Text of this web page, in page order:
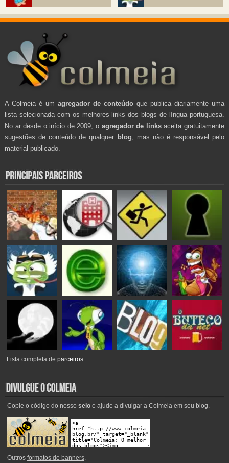
A Colmeia é um agregador de conteúdo que publica diariamente uma
lista selecionada com os melhores links dos blogs de língua portuguesa.
No ar desde o início de 2009, o agregador de linksaceita gratuitamente
sugestões de conteúdo de qualquer blog , mas não é responsável pelo
material publicado.
Lista completa deparceiros.
Copie o código do nosso seloe ajude a divulgar a Colmeia em seu blog.
Outros formatos de banners.